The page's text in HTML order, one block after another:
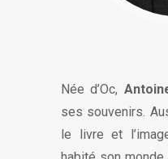
Née d’Oc,
ses souvenirs.
le livre et